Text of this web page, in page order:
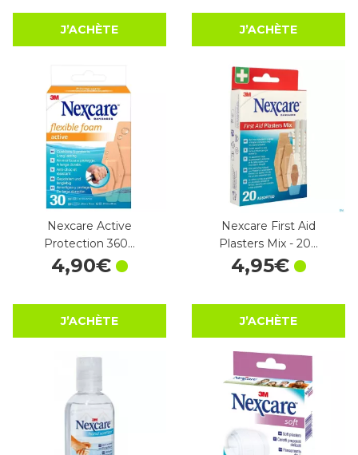
J’ACHÈTE J’ACHÈTE
Nexcare Active
Protection 360…
4,90€
J’ACHÈTE
Nexcare First Aid
Plasters Mix - 20…
4,95€
J’ACHÈTE